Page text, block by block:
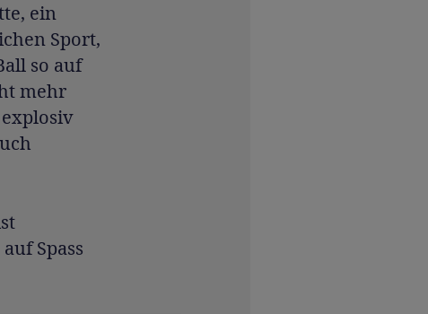
ein
Sport,
so auf
mehr
Spass